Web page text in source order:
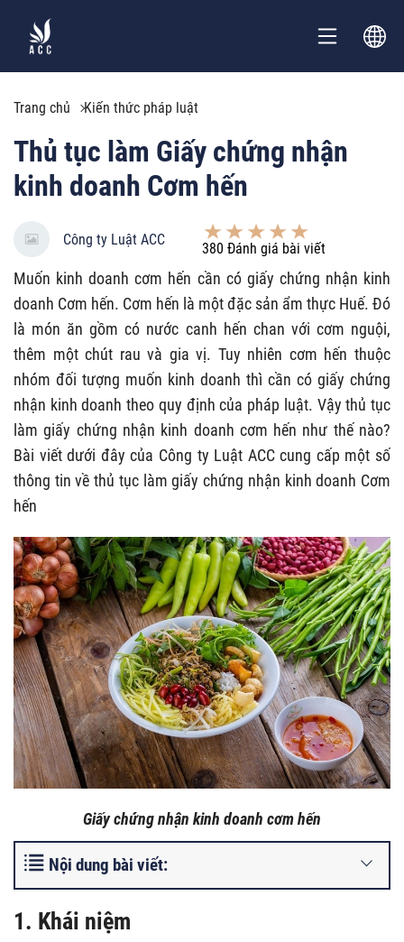
Trang chủ Kiến thức pháp luật
Thủ tục làm Giấy chứng nhận
kinh doanh Cơm hến
Công ty Luật ACC
380 Đánh giá bài viết
Muốn kinh doanh cơm hến cần có giấy chứng nhận kinh
doanh Cơm hến. Cơm hến là một đặc sản ẩm thực Huế. Đó
là món ăn gồm có nước canh hến chan với cơm nguội,
thêm một chút rau và gia vị. Tuy nhiên cơm hến thuộc
nhóm đối tượng muốn kinh doanh thì cần có giấy chứng
nhận kinh doanh theo quy định của pháp luật. Vậy thủ tục
làmgiấy chứng nhận kinh doanh cơm hến như thế nào?
Bài viết dưới đây của Công ty Luật ACC cung cấp một số
thông tin về thủ tục làmgiấy chứng nhận kinh doanh Cơm
hến
Giấy chứng nhận kinh doanh cơm hến
Nội dung bài viết:
1. Khái niệm